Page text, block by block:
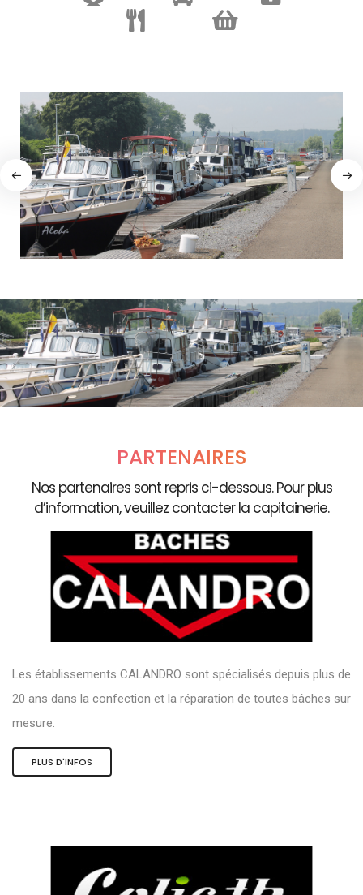
PARTENAIRES
Nos partenaires sont repris ci-dessous. Pour plus
d’information, veuillez contacter la capitainerie.
Les établissements CALANDRO sont spécialisés depuis plus de
20 ans dans la confection et la réparation de toutes bâches sur
mesure.
PLUS D'INFOS